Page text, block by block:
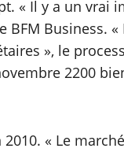
« Il y a un vrai
Business. «
», le
2200
« Le